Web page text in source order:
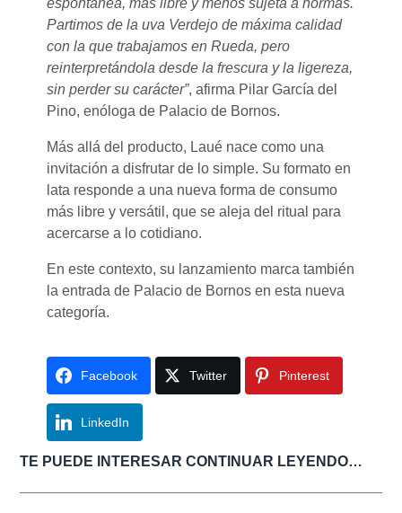
Partimos de la uva Verdejo de máxima calidad
con la que trabajamos en Rueda, pero
reinterpretándola desde la frescura y la ligereza,
sin perder su carácter”, afirma Pilar García del
Pino, enóloga de Palacio de Bornos.
Más allá del producto, Laué nace como una
invitación a disfrutar de lo simple. Su formato en
lata responde a una nueva forma de consumo
más libre y versátil, que se aleja del ritual para
acercarse a lo cotidiano.
En este contexto, su lanzamiento marca también
la entrada de Palacio de Bornos en esta nueva
categoría.
Facebook Twitter Pinterest
LinkedIn
TE PUEDE INTERESAR CONTINUAR LEYENDO…